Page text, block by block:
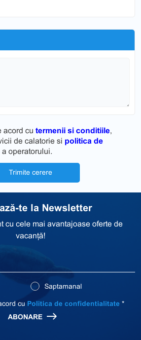
acord cu termenii si conditiile,
de calatorie si politica de
a operatorului.
Trimite cerere
te la Newsletter
cu cele mai avantajoase oferte de
vacanță!
Saptamanal
cu Politica de confidentialitate *
ABONARE